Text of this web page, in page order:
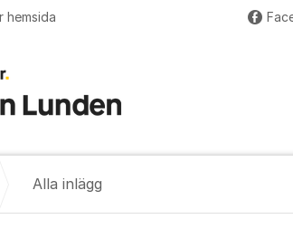
hemsida
Alla inlägg